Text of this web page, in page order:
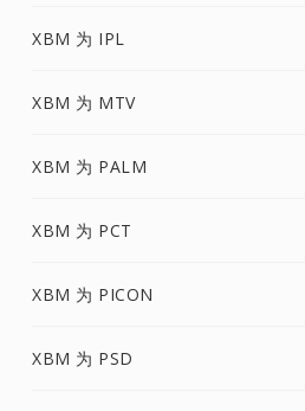
XBM 为 IPL
XBM 为 MTV
XBM 为 PALM
XBM 为 PCT
XBM 为 PICON
XBM 为 PSD